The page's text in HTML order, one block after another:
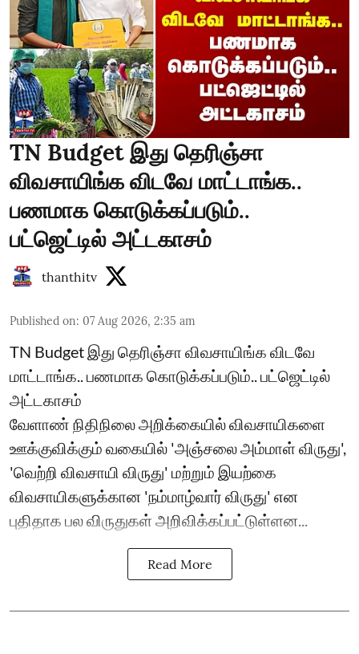
TN Budget இது தெரிஞ்சா
விவசாயிங்க விடவே மாட்டாங்க..
பணமாக கொடுக்கப்படும்..
பட்ஜெட்டில் அட்டகாசம்
thanthitv
Published on: 07 Aug 2026, 2:35 am
TN Budget இது தெரிஞ்சா விவசாயிங்க விடவே
மாட்டாங்க.. பணமாக கொடுக்கப்படும்.. பட்ஜெட்டில்
அட்டகாசம்
வேளாண் நிதிநிலை அறிக்கையில் விவசாயிகளை
ஊக்குவிக்கும் வகையில் 'அஞ்சலை அம்மாள் விருது',
'வெற்றி விவசாயி விருது' மற்றும் இயற்கை
விவசாயிகளுக்கான 'நம்மாழ்வார் விருது' என
புதிதாக பல விருதுகள் அறிவிக்கப்பட்டுள்ளன...
Read More